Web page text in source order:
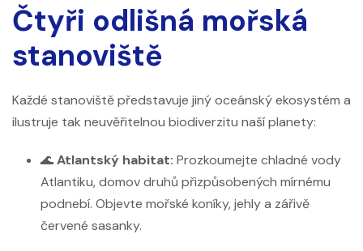
Čtyři odlišná mořská
stanoviště
Každé stanoviště představuje jiný oceánský ekosystém a
ilustruje tak neuvěřitelnou biodiverzitu naší planety:
🌊Atlantský habitat: Prozkoumejte chladné vody
Atlantiku, domov druhů přizpůsobených mírnému
podnebí. Objevte mořské koníky, jehly a zářivě
červené sasanky.